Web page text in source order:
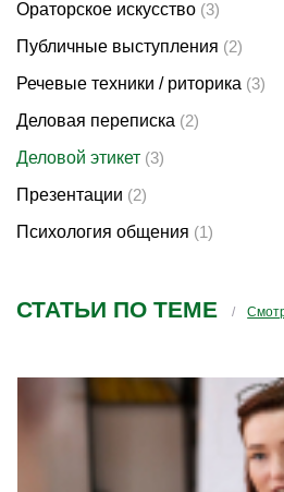
Ораторское искусство (3)
Публичные выступления (2)
Речевые техники / риторика (3)
Деловая переписка (2)
Деловой этикет (3)
Презентации (2)
Психология общения (1)
СТАТЬИ ПО ТЕМЕ